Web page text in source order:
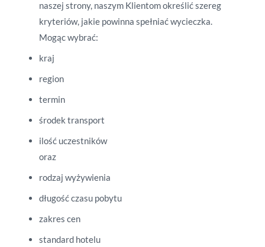
naszej strony, naszym Klientom określić szereg
kryteriów, jakie powinna spełniać wycieczka.
Mogąc wybrać:
kraj
region
termin
środek transport
ilość uczestników
oraz
rodzaj wyżywienia
długość czasu pobytu
zakres cen
standard hotelu